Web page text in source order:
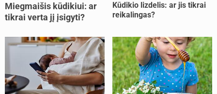
Miegmaišis kūdikiui: ar
tikrai verta jį įsigyti?
Kūdikio lizdelis: ar jis tikrai
reikalingas?